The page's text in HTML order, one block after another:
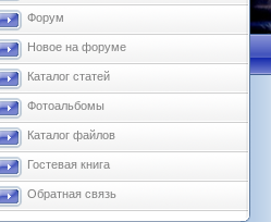
Форум
Новое на форуме
Каталог статей
Фотоальбомы
Каталог файлов
Гостевая книга
Обратная связь